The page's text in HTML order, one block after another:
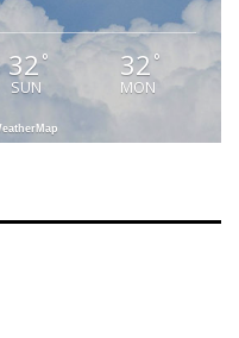
32 °
SUN
32 °
MON